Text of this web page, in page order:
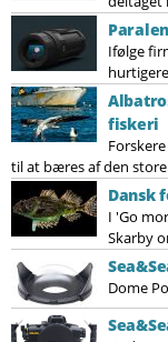
Ifølge
fiskeri
til at bæres af den
Dansk
I 'Go
Skarby
Dome